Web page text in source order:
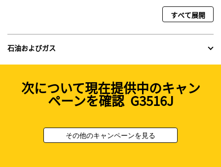
すべて展開
石油およびガス
次について現在提供中のキャン
ペーンを確認 G3516J
その他のキャンペーンを見る